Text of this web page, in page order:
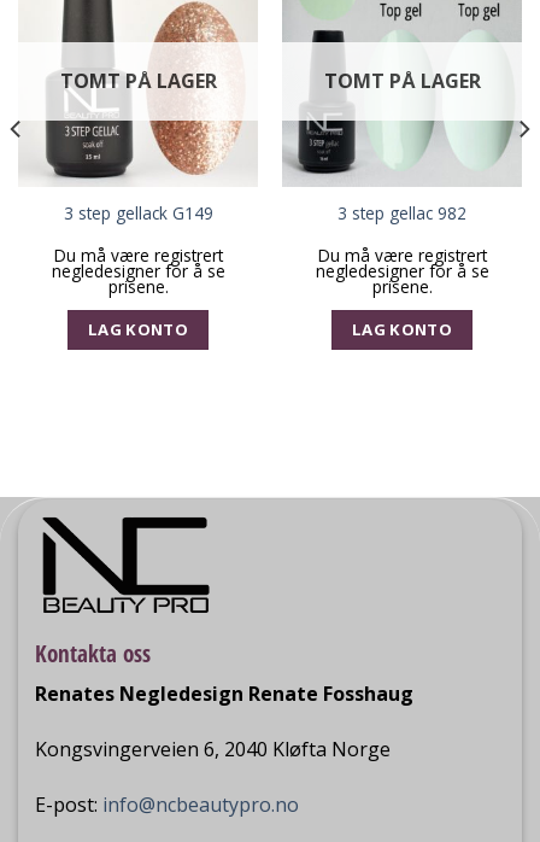
TOMT PÅ LAGER
3 step gellack G149
Du må være registrert
negledesigner for å se
prisene.
LAG KONTO
TOMT PÅ LAGER
3 step gellac 982
Du må være registrert
negledesigner for å se
prisene.
LAG KONTO
Kontakta oss
Renates Negledesign Renate Fosshaug
Kongsvingerveien 6, 2040 Kløfta Norge
E-post: info@ncbeautypro.no